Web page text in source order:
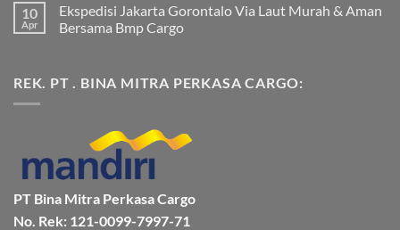
Murah
dan
Terpercaya
Jakarta
ke
komentar
pada
Ekspedisi
Bitung
Lebih
10
Apr
Ekspedisi Jakarta Gorontalo Via Laut Murah & Aman
Bersama Bmp Cargo
pada
Ekspedisi
&
Aman
Bersama
Bmp
Cargo
REK. PT . BINA MITRA PERKASA CARGO:
PT Bina Mitra Perkasa Cargo
No. Rek: 121-0099-7997-71